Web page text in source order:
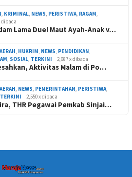
KRIMINAL NEWS PERISTIWA RAGAM
dibaca
Lama Duel Maut Ayah-Anak v…
HUKRIM NEWS PENDIDIKAN
SOSIAL TERKINI 2,987 x dibaca
Aktivitas Malam di Po…
NEWS PEMERINTAHAN PERISTIWA
TERKINI 2,550 x dibaca
THR Pegawai Pemkab Sinjai…